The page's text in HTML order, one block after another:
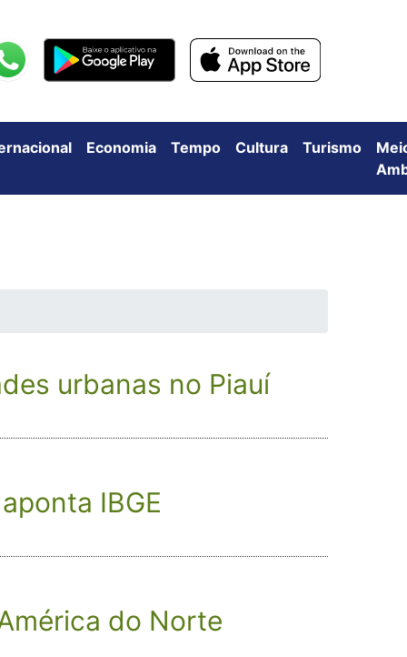
Economia Tempo Cultura Turismo
urbanas no Piauí
IBGE
do Norte